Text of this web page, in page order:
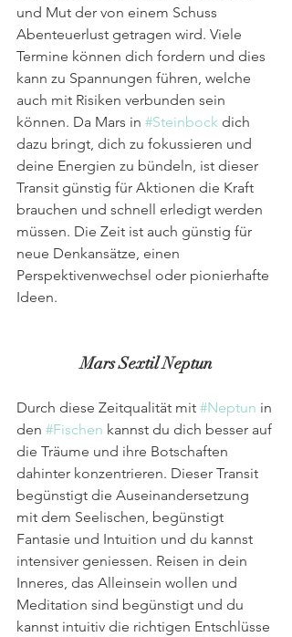
und Mut der von einem Schuss
Abenteuerlust getragen wird. Viele
Termine können dich fordern und dies
kann zu Spannungen führen, welche
auch mit Risiken verbunden sein
können. Da Mars in #Steinbock dich
dazu bringt, dich zu fokussieren und
deine Energien zu bündeln, ist dieser
Transit günstig für Aktionen die Kraft
brauchen und schnell erledigt werden
müssen. Die Zeit ist auch günstig für
neue Denkansätze, einen
Perspektivenwechsel oder pionierhafte
Ideen.
Mars Sextil Neptun
Durch diese Zeitqualität mit #Neptun in
den #Fischen kannst du dich besser auf
die Träume und ihre Botschaften
dahinter konzentrieren. Dieser Transit
begünstigt die Auseinandersetzung
mit dem Seelischen, begünstigt
Fantasie und Intuition und du kannst
intensiver geniessen. Reisen in dein
Inneres, das Alleinsein wollen und
Meditation sind begünstigt und du
kannst intuitiv die richtigen Entschlüsse